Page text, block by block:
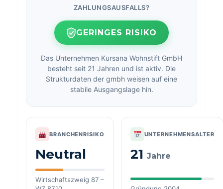
ZAHLUNGSAUSFALLS?
GERINGES RISIKO
Das Unternehmen Kursana Wohnstift GmbH
besteht seit 21 Jahren und ist aktiv. Die
Strukturdaten der gmbh weisen auf eine
stabile Ausgangslage hin.
BRANCHENRISIKO
Neutral
Wirtschaftszweig 87 –
UNTERNEHMENSALTER
21 Jahre